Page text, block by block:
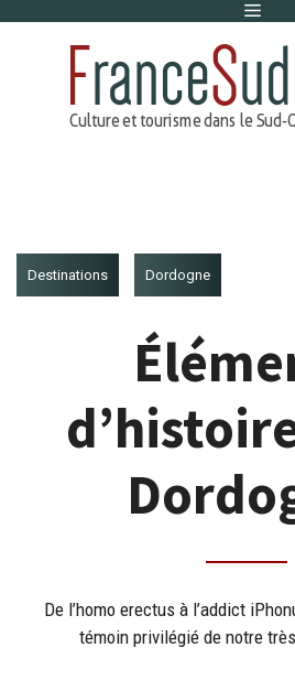
Menu
Destinations Dordogne
De l’homo erectus à l’addict
témoin privilégié de notre